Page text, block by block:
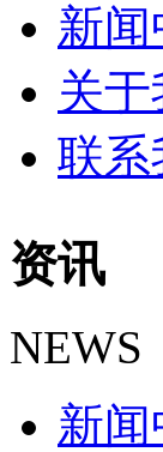
新
关于
联系
资讯
NEWS
新